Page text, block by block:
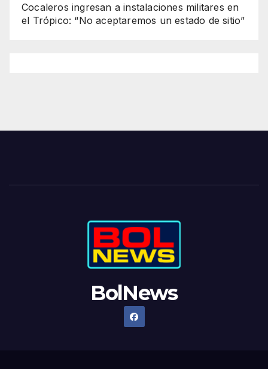
Cocaleros ingresan a instalaciones militares en
el Trópico: “No aceptaremos un estado de sitio”
BolNews